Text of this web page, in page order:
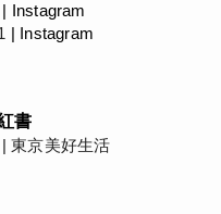
| Instagram
| Instagram
書
東京美好生活